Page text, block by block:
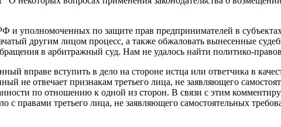
и уполномоченных по защите прав предпринимателей в
другим лицом процесс, а также обжаловать вынесенные
в арбитражный суд. Нам не удалось найти политико-
вправе вступить в дело на стороне истца или ответчика в
не отвечает признакам третьего лица, не заявляющего
по отношению к одной из сторон. В связи с этим
с правами третьего лица, не заявляющего самостоятельных